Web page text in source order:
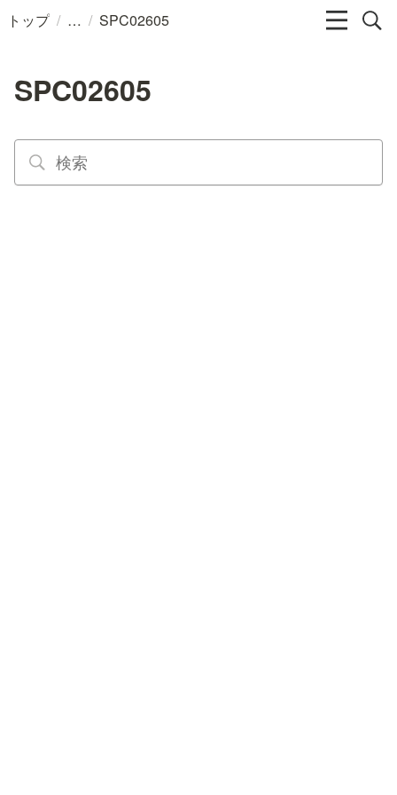
トップ / / SPC02605
SPC02605